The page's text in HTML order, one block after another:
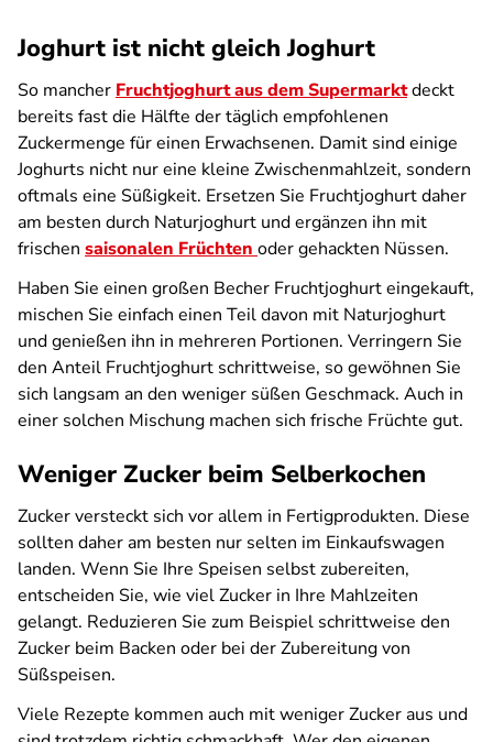
Joghurt ist nicht gleich Joghurt
So mancher Fruchtjoghurt aus dem Supermarktdeckt
bereits fast die Hälfte der täglich empfohlenen
Zuckermenge für einen Erwachsenen. Damit sind einige
Joghurts nicht nur eine kleine Zwischenmahlzeit, sondern
oftmals eine Süßigkeit. Ersetzen Sie Fruchtjoghurt daher
am besten durch Naturjoghurt und ergänzen ihn mit
frischen saisonalen Früchten oder gehackten Nüssen.
Haben Sie einen großen Becher Fruchtjoghurt eingekauft,
mischen Sie einfach einen Teil davon mit Naturjoghurt
und genießen ihn in mehreren Portionen. Verringern Sie
den Anteil Fruchtjoghurt schrittweise, so gewöhnen Sie
sich langsam an den weniger süßen Geschmack. Auch in
einer solchen Mischung machen sich frische Früchte gut.
Weniger Zucker beim Selberkochen
Zucker versteckt sich vor allem in Fertigprodukten. Diese
sollten daher am besten nur selten im Einkaufswagen
landen. Wenn Sie Ihre Speisen selbst zubereiten,
entscheiden Sie, wie viel Zucker in Ihre Mahlzeiten
gelangt. Reduzieren Sie zum Beispiel schrittweise den
Zucker beim Backen oder bei der Zubereitung von
Süßspeisen.
Viele Rezepte kommen auch mit weniger Zucker aus und